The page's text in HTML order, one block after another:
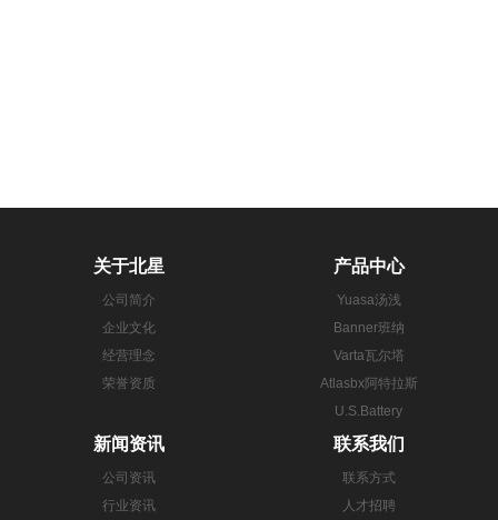
关于北星
公司简介
企业文化
经营理念
荣誉资质
产品中心
Yuasa汤浅
Banner班纳
Varta瓦尔塔
Atlasbx阿特拉斯
U.S.Battery
新闻资讯
公司资讯
行业资讯
联系我们
联系方式
人才招聘